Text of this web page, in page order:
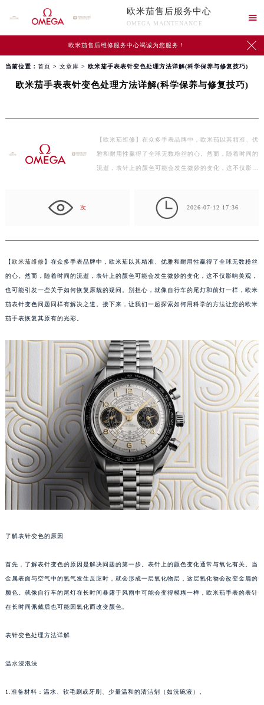
欧米茄售后服务中心
OMEGA MAINTENANCE

欧米茄售后维修服务中心竭诚为您服务！ 
当前位置： 首页 > 文章库 > 欧米茄手表表针变色处理方法详解(科学保养与修复技巧)
欧米茄手表表针变色处理方法详解(科学保养与修复技巧)
【欧米茄维修】在众多手表品牌中，欧米茄以其精准、优
雅和耐用性赢得了全球无数粉丝的心。然而，随着时间的
流逝，表针上的颜色可能会发生微妙的变化，这不仅影
次  2026-07-12 17:36
【欧米茄维修】在众多手表品牌中，欧米茄以其精准、优雅和耐用性赢得了全球无数粉丝
的心。然而，随着时间的流逝，表针上的颜色可能会发生微妙的变化，这不仅影响美观，
也可能引发一些关于如何恢复原貌的疑问。别担心，就像自行车的尾灯和前灯一样，欧米
茄表针变色问题同样有解决之道。接下来，让我们一起探索如何用科学的方法让您的欧米
茄手表恢复其原有的光彩。
了解表针变色的原因
首先，了解表针变色的原因是解决问题的第一步。表针上的颜色变化通常与氧化有关。当
金属表面与空气中的氧气发生反应时，就会形成一层氧化物层，这层氧化物会改变金属的
颜色。就像自行车的尾灯在长时间暴露于风雨中可能会变得模糊一样，欧米茄手表的表针
在长时间佩戴后也可能因氧化而改变颜色。
表针变色处理方法详解
温水浸泡法
1.准备材料：温水、软毛刷或牙刷、少量温和的清洁剂（如洗碗液）。